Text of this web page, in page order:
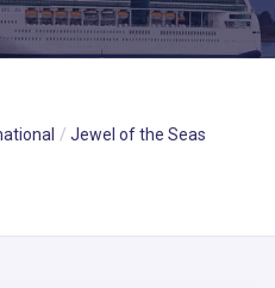
Jewel of the Seas